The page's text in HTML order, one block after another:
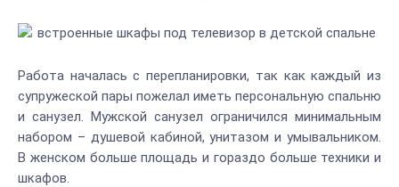
Работа началась с перепланировки, так как каждый из
супружеской пары пожелал иметь персональную спальню
и санузел. Мужской санузел ограничился минимальным
набором – душевой кабиной, унитазом и умывальником.
В женском больше площадь и гораздо больше техники и
шкафов.